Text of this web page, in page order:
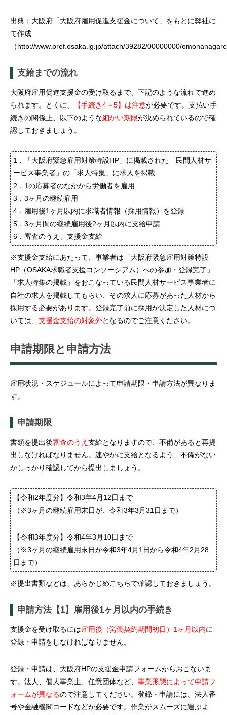
出典：大阪府「大阪府雇用促進支援金について」をもとに弊社に
て作成
（http://www.pref.osaka.lg.jp/attach/39282/00000000/
支給までの流れ
大阪府雇用促進支援金の受け取るまで、下記のような流れで進め
られます。とくに、
【手続き4～5】は注意が必要です。支払い手
続きの関係上、以下のような細かい期限が決められているので確
認しておきましょう。
1．「大阪府緊急雇用対策特設HP」に掲載された「民間人材サ
ービス事業者」の「求人特集」に求人を掲載
2．1の応募者のなかから労働者を雇用
3．3ヶ月の継続雇用
4．雇用後1ヶ月以内に求職者情報（採用情報）を登録
5．3ヶ月間の継続雇用後2ヶ月以内に支給申請
6．審査のうえ、支援金支給
※支援金支給にあたって、事業者は「大阪府緊急雇用対策特設
HP（OSAKA求職者支援コンソーシアム）への参加・登録完了」
「求人特集の掲載」をおこなっている民間人材サービス事業者に
自社の求人を掲載してもらい、その求人に応募があった人材から
採用する必要があります。登録完了前に採用が決定した人材につ
いては、 支援金支給の対象外となるのでご注意ください。
申請期限と申請方法
雇用状況・スケジュールによって申請期限・申請方法が異なりま
す。
申請期限
書類を提出後審査のうえ 支給となりますので、不備があると再提
出しなければなりません。速やかに支給となるよう、不備がない
かしっかり確認してから提出しましょう。
【令和2年度分】令和3年4月12日まで
（※3ヶ月の継続雇用末日が、令和3年3月31日まで）
【令和3年度分】令和4年3月10日まで
（※3ヶ月の継続雇用末日が令和3年4月1日から令和4年2月28
日まで）
※提出書類などは、あらかじめこちらで確認しておきましょう。
申請方法【1】雇用後1ヶ月以内の手続き
支援金を受け取るには雇用後（労働契約期間初日）1ヶ月以内に
登録・申請をしなければなりません。
登録・申請は、大阪府HPの支援金申請フォームからおこないま
す。法人、個人事業主、任意団体など、 事業形態によって申請フ
ォームが異なるので注意してください。登録・申請には、法人番
号や金融機関コードなどが必要です。作業がスムーズに運ぶよ